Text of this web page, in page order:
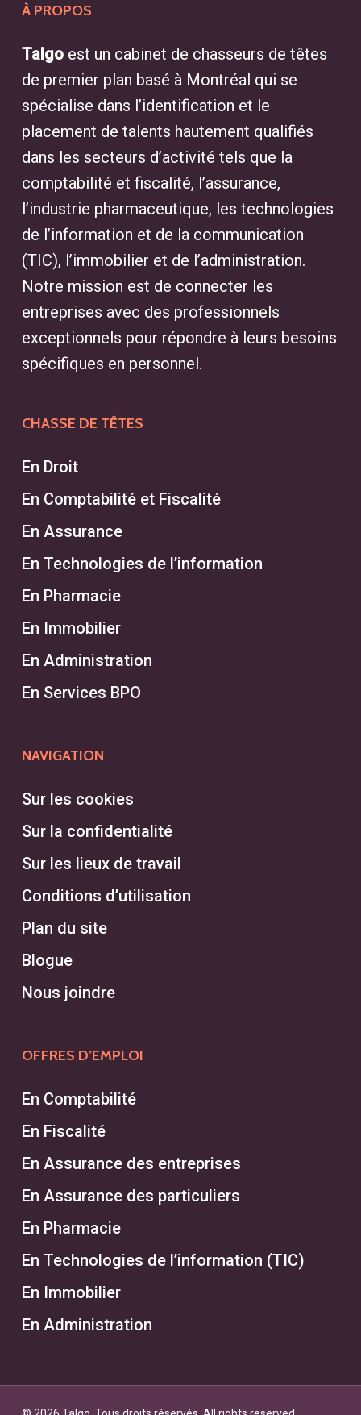
À PROPOS
Talgoest un cabinet de chasseurs de têtes
de premier plan basé à Montréal qui se
spécialise dans l’identification et le
placement de talents hautement qualifiés
dans les secteurs d’activité tels que la
comptabilité et fiscalité, l’assurance,
l’industrie pharmaceutique, les technologies
de l’information et de la communication
(TIC), l’immobilier et de l’administration.
Notre mission est de connecter les
entreprises avec des professionnels
exceptionnels pour répondre à leurs besoins
spécifiques en personnel.
CHASSE DE TÊTES
En Droit
En Comptabilité et Fiscalité
En Assurance
En Technologies de l’information
En Pharmacie
En Immobilier
En Administration
En Services BPO
NAVIGATION
Sur les cookies
Sur la confidentialité
Sur les lieux de travail
Conditions d’utilisation
Plan du site
Blogue
Nous joindre
OFFRES D’EMPLOI
En Comptabilité
En Fiscalité
En Assurance des entreprises
En Assurance des particuliers
En Pharmacie
En Technologies de l’information (TIC)
En Immobilier
En Administration